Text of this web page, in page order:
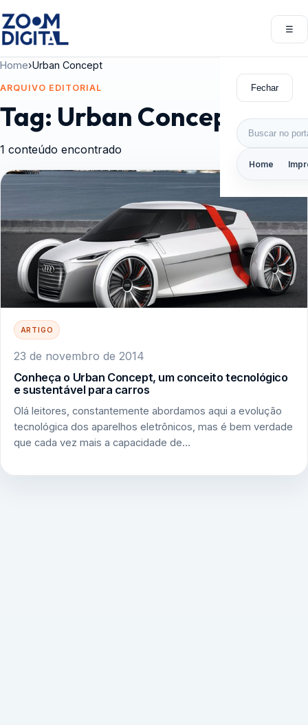
☰
Fechar
Buscar por:
Home
Home›Urban Concept
ARQUIVO EDITORIAL
Tag: Urban Concept
1 conteúdo encontrado
ARTIGO
23 de novembro de 2014
Conheça o Urban Concept, um conceito tecnológico
e sustentável para carros
Olá leitores, constantemente abordamos aqui a evolução
tecnológica dos aparelhos eletrônicos, mas é bem verdade
que cada vez mais a capacidade de…